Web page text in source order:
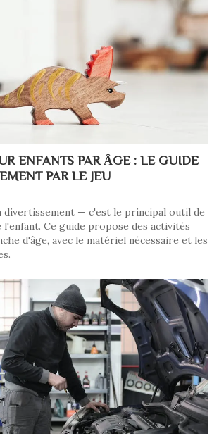
ENFANTS PAR ÂGE : LE GUIDE
PAR LE JEU
divertissement — c'est le principal outil de
l'enfant. Ce guide propose des activités
d'âge, avec le matériel nécessaire et les